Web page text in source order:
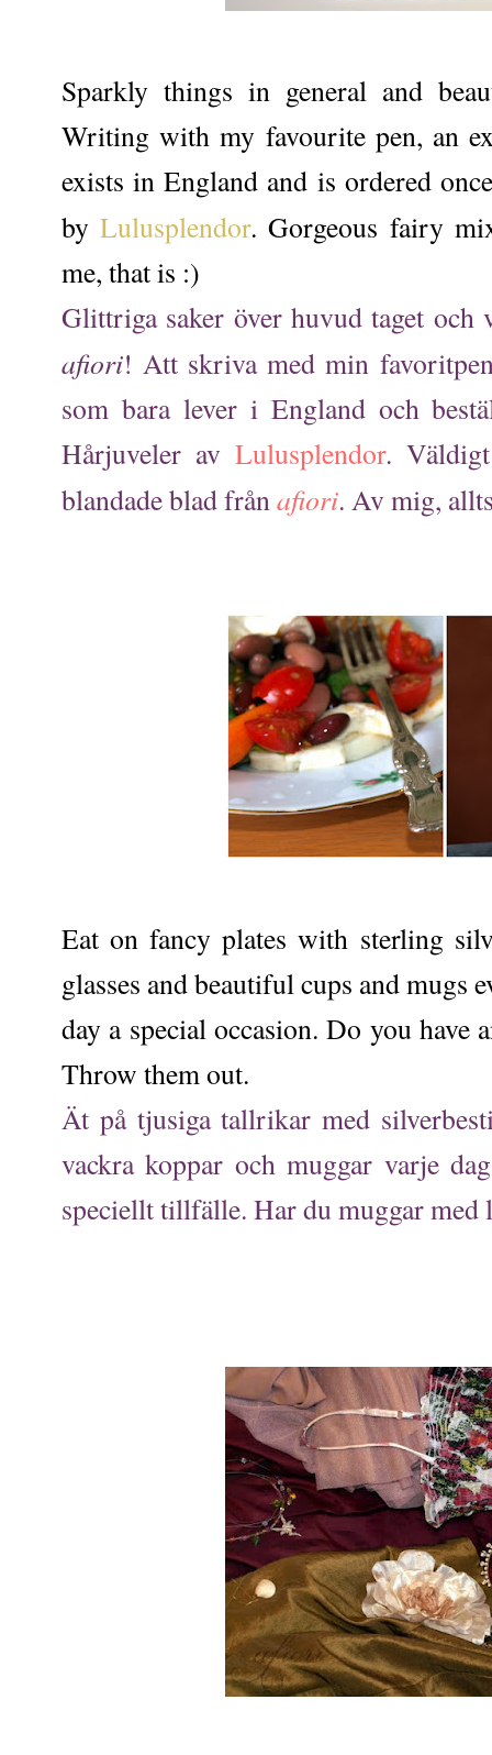
Sparkly things in general and
Writing with my favourite pen, an
exists in England and is ordered
by Lulusplendor. Gorgeous fairy
me, that is :)
Glittriga saker över huvud taget och
afiori! Att skriva med min
som bara lever i England och
Hårjuveler av Lulusplendor.
blandade blad frånafiori. Av mig,
Eat on fancy plates with sterling
glasses and beautiful cups and mugs
day a special occasion. Do you have
Throw them out.
Ät på tjusiga tallrikar med
vackra koppar och muggar varje
speciellt tillfälle. Har du muggar med